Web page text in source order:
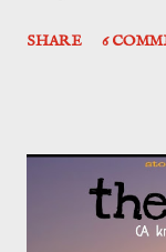
नहा कर तैयार हो गए।
"आज आखिरी पेपर है कल
मत कर आना समझे।"
डराने के लिए ,आखिरी
SHARE 6